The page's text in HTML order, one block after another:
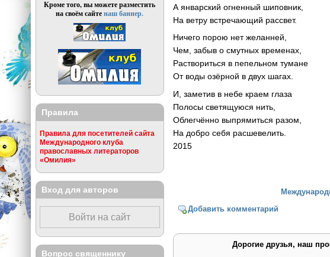
А январский огненный шиповник,
На ветру встречающий рассвет.
Ничего порою нет желанней,
Чем, забыв о смутных временах,
Раствориться в пепельном тумане
От воды озёрной в двух шагах.
И, заметив в небе краем глаза
Полосы светящуюся нить,
Облегчённо выпрямиться разом,
На добро себя расшевелить.
2015
Добавить комментарий
Дорогие друзья, наш
Кроме того, вы можете разместить
на своём сайтенаш баннер.
Правила
Правила для посетителей сайта
Международного клуба
православных литераторов
«Омилия»
Вход для авторов
Войти на сайт
Вопрос священнику